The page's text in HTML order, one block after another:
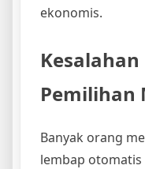
ekonomis.
Pemilihan
Banyak orang
lembap otomatis